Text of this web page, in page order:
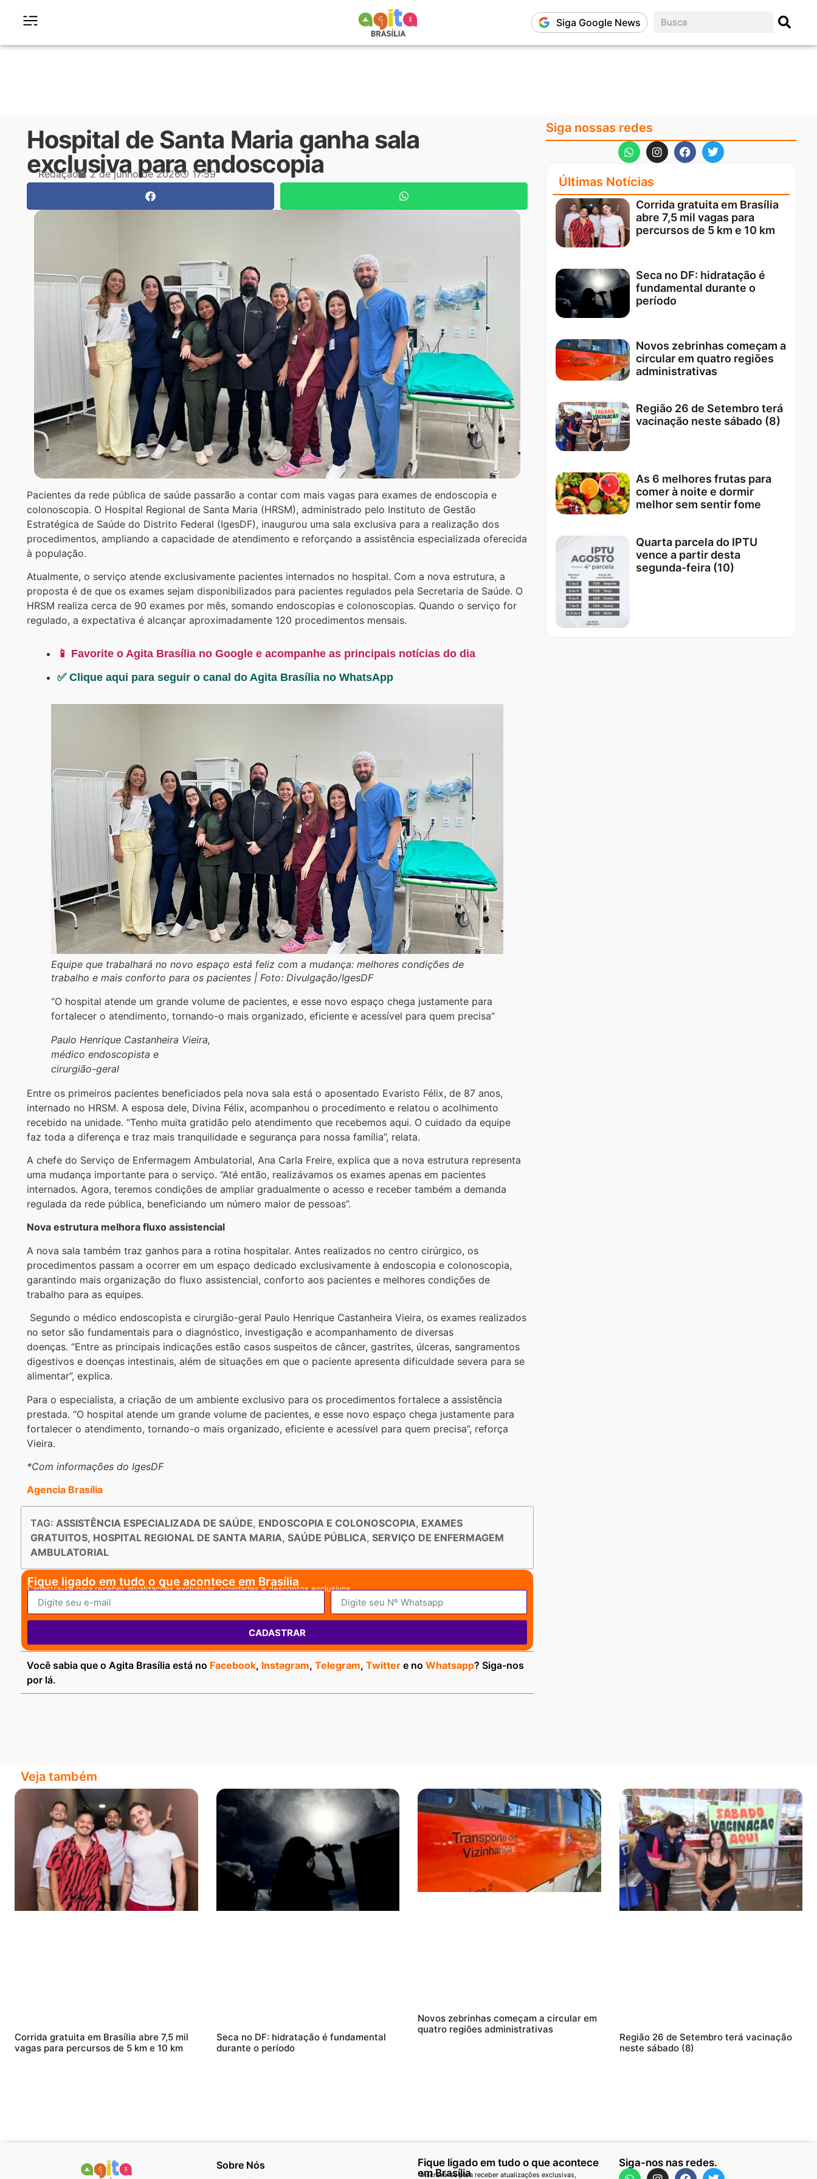
Siga Google News
Hospital de Santa Maria ganha sala
exclusiva para endoscopia
Redação 2 de junho de 2026 17:59
Pacientes da rede pública de saúde passarão a contar com mais vagas para exames de endoscopia e
colonoscopia. O Hospital Regional de Santa Maria (HRSM), administrado pelo Instituto de Gestão
Estratégica de Saúde do Distrito Federal (IgesDF), inaugurou uma sala exclusiva para a realização dos
procedimentos, ampliando a capacidade de atendimento e reforçando a assistência especializada oferecida
à população.
Atualmente, o serviço atende exclusivamente pacientes internados no hospital. Com a nova estrutura, a
proposta é de que os exames sejam disponibilizados para pacientes regulados pela Secretaria de Saúde. O
HRSM realiza cerca de 90 exames por mês, somando endoscopias e colonoscopias. Quando o serviço for
regulado, a expectativa é alcançar aproximadamente 120 procedimentos mensais.
📱 Favorite o Agita Brasília no Google e acompanhe as principais notícias do dia
✅ Clique aqui para seguir o canal do Agita Brasília no WhatsApp
Equipe que trabalhará no novo espaço está feliz com a mudança: melhores condições de
trabalho e mais conforto para os pacientes | Foto: Divulgação/IgesDF
“O hospital atende um grande volume de pacientes, e esse novo espaço chega justamente para
fortalecer o atendimento, tornando-o mais organizado, eficiente e acessível para quem precisa”
Paulo Henrique Castanheira Vieira,
médico endoscopista e
cirurgião-geral
Entre os primeiros pacientes beneficiados pela nova sala está o aposentado Evaristo Félix, de 87 anos,
internado no HRSM. A esposa dele, Divina Félix, acompanhou o procedimento e relatou o acolhimento
recebido na unidade. “Tenho muita gratidão pelo atendimento que recebemos aqui. O cuidado da equipe
faz toda a diferença e traz mais tranquilidade e segurança para nossa família”, relata.
A chefe do Serviço de Enfermagem Ambulatorial, Ana Carla Freire, explica que a nova estrutura representa
uma mudança importante para o serviço. “Até então, realizávamos os exames apenas em pacientes
internados. Agora, teremos condições de ampliar gradualmente o acesso e receber também a demanda
regulada da rede pública, beneficiando um número maior de pessoas”.
Nova estrutura melhora fluxo assistencial
A nova sala também traz ganhos para a rotina hospitalar. Antes realizados no centro cirúrgico, os
procedimentos passam a ocorrer em um espaço dedicado exclusivamente à endoscopia e colonoscopia,
garantindo mais organização do fluxo assistencial, conforto aos pacientes e melhores condições de
trabalho para as equipes.
Segundo o médico endoscopista e cirurgião-geral Paulo Henrique Castanheira Vieira, os exames realizados
no setor são fundamentais para o diagnóstico, investigação e acompanhamento de diversas
doenças. “Entre as principais indicações estão casos suspeitos de câncer, gastrites, úlceras, sangramentos
digestivos e doenças intestinais, além de situações em que o paciente apresenta dificuldade severa para se
alimentar”, explica.
Para o especialista, a criação de um ambiente exclusivo para os procedimentos fortalece a assistência
prestada. “O hospital atende um grande volume de pacientes, e esse novo espaço chega justamente para
fortalecer o atendimento, tornando-o mais organizado, eficiente e acessível para quem precisa”, reforça
Vieira.
*Com informações do IgesDF
Agencia Brasília
TAG: ASSISTÊNCIA ESPECIALIZADA DE SAÚDE, ENDOSCOPIA E COLONOSCOPIA, EXAMES
GRATUITOS, HOSPITAL REGIONAL DE SANTA MARIA, SAÚDE PÚBLICA, SERVIÇO DE ENFERMAGEM
AMBULATORIAL
Fique ligado em tudo o que acontece em Brasília
Cadastra-se para receber atualizações exclusivas, novidades e descontos exclusivos.
CADASTRAR
Você sabia que o Agita Brasília está no Facebook, Instagram, Telegram, Twitter e no Whatsapp? Siga-nos
por lá.
Siga nossas redes
Últimas Notícias
Corrida gratuita em Brasília
abre 7,5 mil vagas para
percursos de 5 km e 10 km
Seca no DF: hidratação é
fundamental durante o
período
Novos zebrinhas começam a
circular em quatro regiões
administrativas
Região 26 de Setembro terá
vacinação neste sábado (8)
As 6 melhores frutas para
comer à noite e dormir
melhor sem sentir fome
Quarta parcela do IPTU
vence a partir desta
segunda-feira (10)
Veja também
Corrida gratuita em Brasília abre 7,5 mil
vagas para percursos de 5 km e 10 km
Seca no DF: hidratação é fundamental
durante o período
Novos zebrinhas começam a circular em
quatro regiões administrativas
Região 26 de Setembro terá vacinação
neste sábado (8)
Sobre Nós
Fique ligado em tudo o que acontece
em Brasília
Inscreva-se para receber atualizações exclusivas,
Siga-nos nas redes.